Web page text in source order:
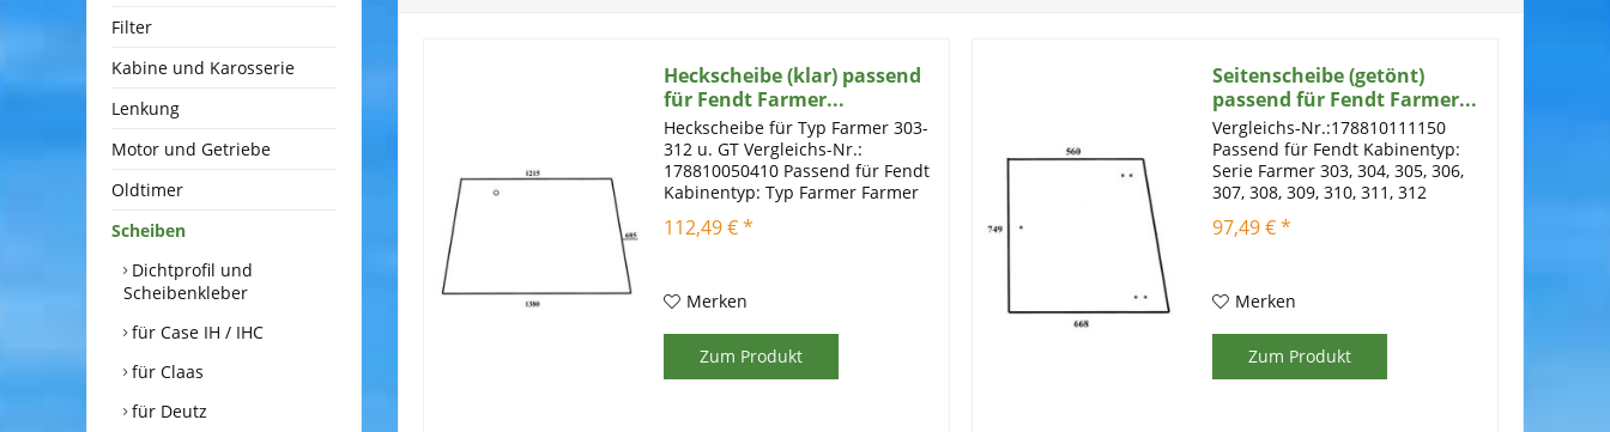
Filter
Kabine und Karosserie
Lenkung
Motor und Getriebe
Oldtimer
Scheiben
Dichtprofil und
Scheibenkleber
für Case IH / IHC
für Claas
für Deutz
Heckscheibe (klar) passend
für Fendt Farmer...
Heckscheibe für Typ Farmer 303-
312 u. GT Vergleichs-Nr.:
178810050410 Passend für Fendt
Kabinentyp: Typ Farmer Farmer
310, 311, 312 u. 360 GT, 365 GT,
112,49 € *
Merken
Zum Produkt
Seitenscheibe (getönt)
passend für Fendt Farmer...
Vergleichs-Nr.:178810111150
Passend für Fendt Kabinentyp:
Serie Farmer 303, 304, 305, 306,
307, 308, 309, 310, 311, 312
Einscheibensicherheitsglas mit
97,49 € *
Merken
Zum Produkt